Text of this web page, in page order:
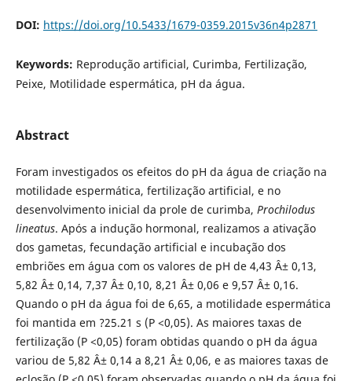
DOI: https://doi.org/10.5433/1679-0359.2015v36n4p2871
Keywords: Reprodução artificial, Curimba, Fertilização,
Peixe, Motilidade espermática, pH da água.
Abstract
Foram investigados os efeitos do pH da água de criação na
motilidade espermática, fertilização artificial, e no
desenvolvimento inicial da prole de curimba, Prochilodus
lineatus. Após a indução hormonal, realizamos a ativação
dos gametas, fecundação artificial e incubação dos
embriões em água com os valores de pH de 4,43 Â± 0,13,
5,82 Â± 0,14, 7,37 Â± 0,10, 8,21 Â± 0,06 e 9,57 Â± 0,16.
Quando o pH da água foi de 6,65, a motilidade espermática
foi mantida em ?25.21 s (P <0,05). As maiores taxas de
fertilização (P <0,05) foram obtidas quando o pH da água
variou de 5,82 Â± 0,14 a 8,21 Â± 0,06, e as maiores taxas de